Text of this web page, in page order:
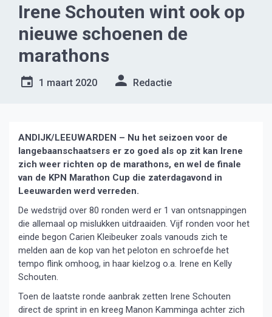
Irene Schouten wint ook op
nieuwe schoenen de
marathons
1 maart 2020 Redactie
ANDIJK/LEEUWARDEN – Nu het seizoen voor de
langebaanschaatsers er zo goed als op zit kan Irene
zich weer richten op de marathons, en wel de finale
van de KPN Marathon Cup die zaterdagavond in
Leeuwarden werd verreden.
De wedstrijd over 80 ronden werd er 1 van ontsnappingen
die allemaal op mislukken uitdraaiden. Vijf ronden voor het
einde begon Carien Kleibeuker zoals vanouds zich te
melden aan de kop van het peloton en schroefde het
tempo flink omhoog, in haar kielzog o.a. Irene en Kelly
Schouten.
Toen de laatste ronde aanbrak zetten Irene Schouten
direct de sprint in en kreeg Manon Kamminga achter zich